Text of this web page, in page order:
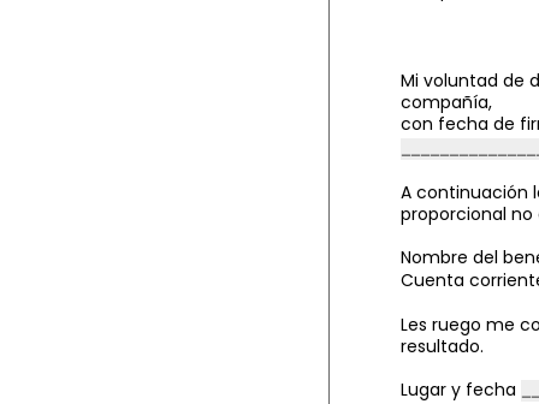
Mi voluntad de
compañía,
con fecha de
A continuación
proporcional
Nombre del
Cuenta
Les ruego me
resultado.
Lugar y fecha